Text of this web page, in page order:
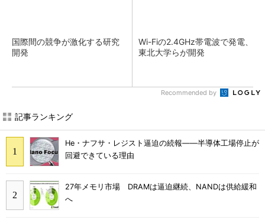
国際間の競争が激化する研究
開発
Wi-Fiの2.4GHz帯電波で発電、
東北大学らが開発
Recommended by
記事ランキング
He・ナフサ・レジスト逼迫の続報――半導体工場停止が
回避できている理由
27年メモリ市場 DRAMは逼迫継続、NANDは供給緩和
へ